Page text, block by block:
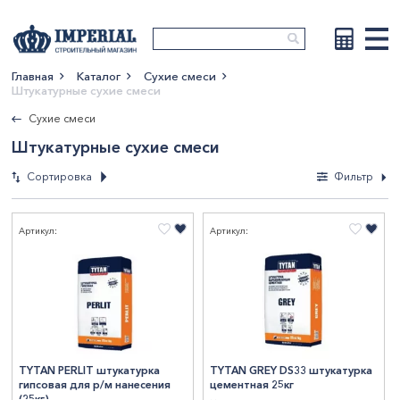
Главная Каталог
Сухие смеси
Штукатурные сухие смеси
Сухие смеси
Штукатурные сухие смеси
Фильтр
Сортировка
По возрастанию
По убыванию цены
По наименованию
Вес, кг
30
СтранаПроисхождения
ГЕРМАНИЯ
КАЗАХСТАН
Бренд
Артикул:
TYTAN PERLIT штукатурка
гипсовая для р/м нанесения
Артикул:
TYTAN GREY DS33 штукатурка
цементная 25кг